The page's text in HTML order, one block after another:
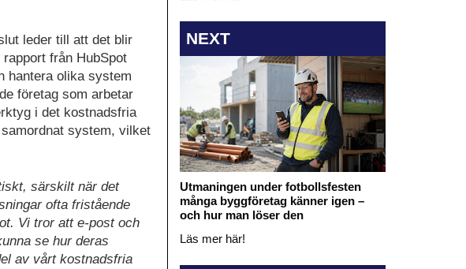
leder till att det blir
från HubSpot
hantera olika system
företag som arbetar
i det kostnadsfria
system, vilket
särskilt när det
ofta fristående
Vi tror att e-post och
se hur deras
av vårt kostnadsfria
NEXT
Utmaningen under fotbollsfesten
många byggföretag känner igen –
och hur man löser den
Läs mer här!